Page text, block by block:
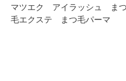
マツエク アイラッシュ まつ
毛エクステ まつ毛パーマ